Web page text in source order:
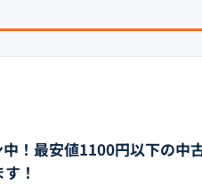
！最安値1100円以下の中
！